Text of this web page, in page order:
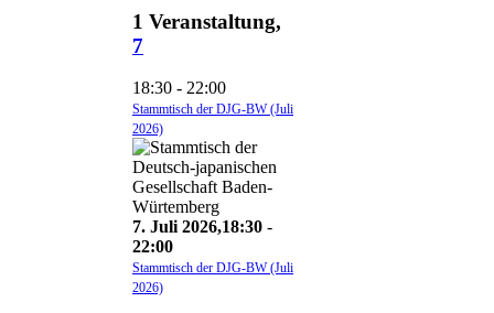
1 Veranstaltung,
7
18:30 - 22:00
Stammtisch der DJG-BW (Juli
2026)
7. Juli 2026,18:30 -
22:00
Stammtisch der DJG-BW (Juli
2026)